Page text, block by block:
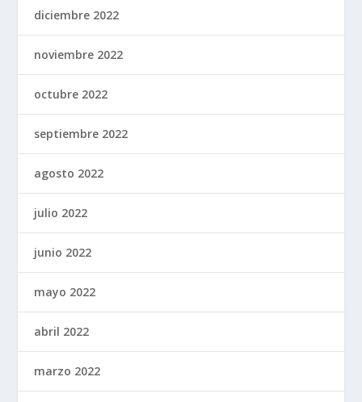
diciembre 2022
noviembre 2022
octubre 2022
septiembre 2022
agosto 2022
julio 2022
junio 2022
mayo 2022
abril 2022
marzo 2022